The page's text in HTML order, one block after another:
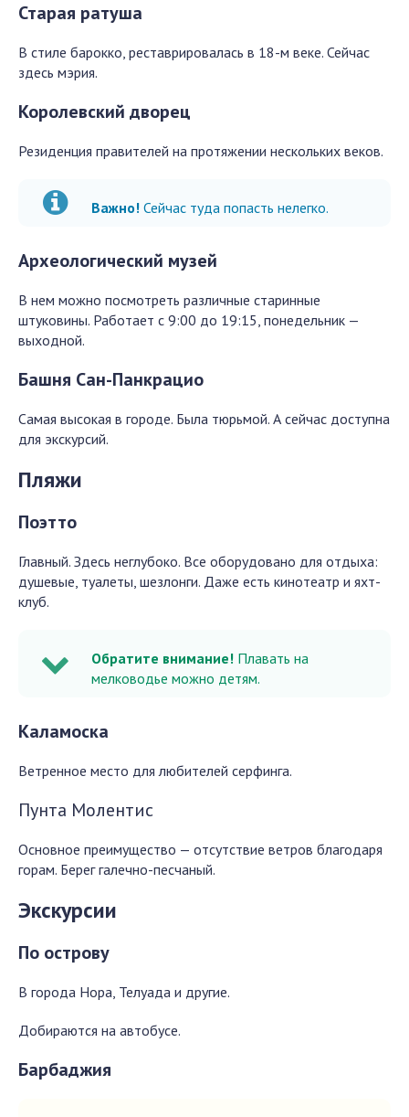
Старая ратуша
В стиле барокко, реставрировалась в 18-м веке. Сейчас
здесь мэрия.
Королевский дворец
Резиденция правителей на протяжении нескольких веков.
Важно! Сейчас туда попасть нелегко.
Археологический музей
В нем можно посмотреть различные старинные
штуковины. Работает с 9:00 до 19:15, понедельник —
выходной.
Башня Сан-Панкрацио
Самая высокая в городе. Была тюрьмой. А сейчас доступна
для экскурсий.
Пляжи
Поэтто
Главный. Здесь неглубоко. Все оборудовано для отдыха:
душевые, туалеты, шезлонги. Даже есть кинотеатр и яхт-
клуб.
Обратите внимание! Плавать на
мелководье можно детям.
Каламоска
Ветренное место для любителей серфинга.
Пунта Молентис
Основное преимущество — отсутствие ветров благодаря
горам. Берег галечно-песчаный.
Экскурсии
По острову
В города Нора, Телуада и другие.
Добираются на автобусе.
Барбаджия